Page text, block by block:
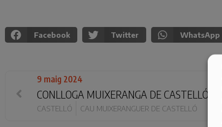
Facebook Twitter WhatsApp
9 maig 2024
CONLLOGA MUIXERANGA DE CASTELLÓ
CASTELLÓ CAU MUIXERANGUER DE CASTELLÓ